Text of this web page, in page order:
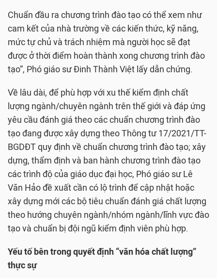
Chuẩn đầu ra chương trình đào tạo có thể xem như
cam kết của nhà trường về các kiến thức, kỹ năng,
mức tự chủ và trách nhiệm mà người học sẽ đạt
được ở thời điểm hoàn thành xong chương trình đào
tạo”, Phó giáo sư Đinh Thành Việt lấy dẫn chứng.
Về lâu dài, để phù hợp với xu thế kiểm định chất
lượng ngành/chuyên ngành trên thế giới và đáp ứng
yêu cầu đánh giá theo các chuẩn chương trình đào
tạo đang được xây dựng theo Thông tư 17/2021/TT-
BGDĐT quy định về chuẩn chương trình đào tạo; xây
dựng, thẩm định và ban hành chương trình đào tạo
các trình độ của giáo dục đại học, Phó giáo sư Lê
Văn Hảo đề xuất cần có lộ trình để cập nhật hoặc
xây dựng mới các bộ tiêu chuẩn đánh giá chất lượng
theo hướng chuyên ngành/nhóm ngành/lĩnh vực đào
tạo và chuẩn bị đội ngũ kiểm định viên phù hợp.
Yếu tố bên trong quyết định “văn hóa chất lượng”
thực sự